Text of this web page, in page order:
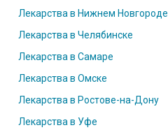
Лекарства в Нижнем Новгороде
Лекарства в Челябинске
Лекарства в Самаре
Лекарства в Омске
Лекарства в Ростове-на-Дону
Лекарства в Уфе